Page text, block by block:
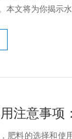
本文将为你揭示
注意事项
肥料的选择和使